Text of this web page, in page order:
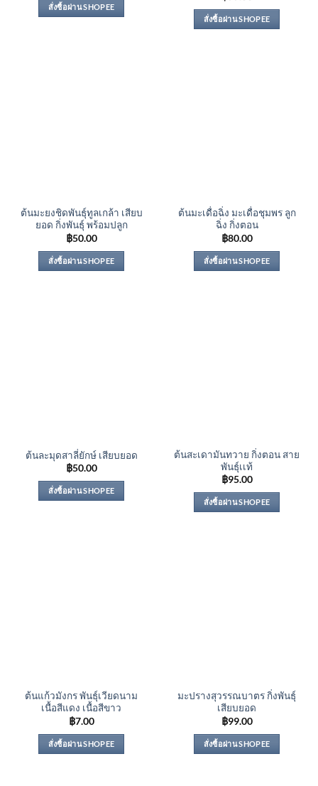
สั่งซื้อผ่าน SHOPEE
สั่งซื้อผ่าน SHOPEE
ต้นมะยงชิดพันธุ์ทูลเกล้า เสียบ
ยอด กิ่งพันธุ์ พร้อมปลูก
฿50.00
สั่งซื้อผ่าน SHOPEE
ต้นมะเดื่อฉิ่ง มะเดื่อชุมพร ลูก
ฉิ่ง กิ่งตอน
฿80.00
สั่งซื้อผ่าน SHOPEE
ต้นละมุดสาลี่ยักษ์ เสียบยอด
฿50.00
สั่งซื้อผ่าน SHOPEE
ต้นสะเดามันทวาย กิ่งตอน สาย
พันธุ์เเท้
฿95.00
สั่งซื้อผ่าน SHOPEE
ต้นแก้วมังกร พันธุ์เวียดนาม
เนื้อสีแดง เนื้อสีขาว
฿7.00
สั่งซื้อผ่าน SHOPEE
มะปรางสุวรรณบาตร กิ่งพันธุ์
เสียบยอด
฿99.00
สั่งซื้อผ่าน SHOPEE